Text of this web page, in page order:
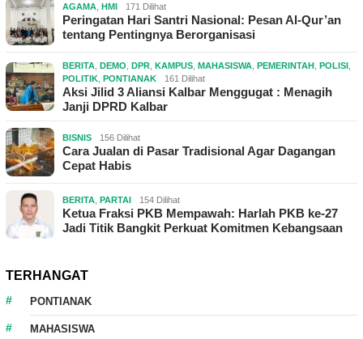
AGAMA HMI 171 Dilihat
Peringatan Hari Santri Nasional: Pesan Al-Qur’an
tentang Pentingnya Berorganisasi
BERITA DEMO DPR KAMPUS MAHASISWA PEMERINTAH POLISI
POLITIK PONTIANAK 161 Dilihat
Aksi Jilid 3 Aliansi Kalbar Menggugat : Menagih
Janji DPRD Kalbar
BISNIS 156 Dilihat
Cara Jualan di Pasar Tradisional Agar Dagangan
Cepat Habis
BERITA PARTAI 154 Dilihat
Ketua Fraksi PKB Mempawah: Harlah PKB ke-27
Jadi Titik Bangkit Perkuat Komitmen Kebangsaan
TERHANGAT
PONTIANAK
MAHASISWA